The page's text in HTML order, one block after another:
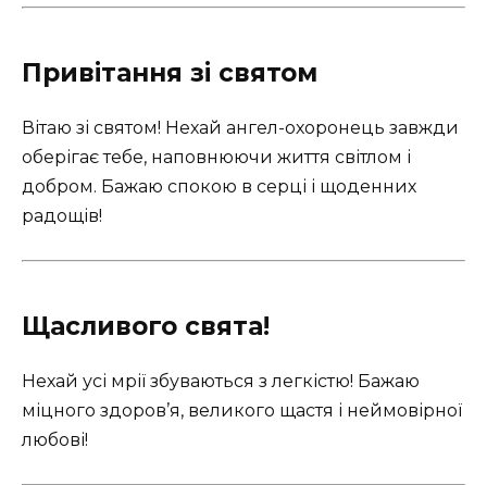
Привітання зі святом
Вітаю зі святом! Нехай ангел-охоронець завжди
оберігає тебе, наповнюючи життя світлом і
добром. Бажаю спокою в серці і щоденних
радощів!
Щасливого свята!
Нехай усі мрії збуваються з легкістю! Бажаю
міцного здоров’я, великого щастя і неймовірної
любові!